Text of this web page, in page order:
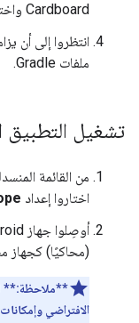
Cardboard واختاروه.
ملفات Gradle.
تشغيل التطبيق
من القائمة
اختاروا إعداد
(محاكيًا) كجهاز
**ملاحظة:**
الافتراضي